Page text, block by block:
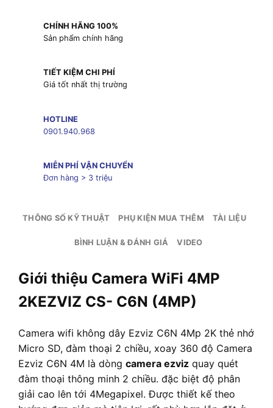
CHÍNH HÃNG 100%
Sản phẩm chính hãng
TIẾT KIỆM CHI PHÍ
Giá tốt nhất thị trường
HOTLINE
0901.940.968
MIỄN PHÍ VẬN CHUYỂN
Đơn hàng > 3 triệu
THÔNG SỐ KỸ THUẬT PHỤ KIỆN MUA THÊM TÀI LIỆU
BÌNH LUẬN & ĐÁNH GIÁ VIDEO
Giới thiệu Camera WiFi 4MP
2KEZVIZ CS- C6N (4MP)
Camera wifi không dây Ezviz C6N 4Mp 2K thẻ nhớ
Micro SD, đàm thoại 2 chiều, xoay 360 độ Camera
Ezviz C6N 4M là dòng camera ezviz quay quét
đàm thoại thông minh 2 chiều. đặc biệt độ phân
giải cao lên tới 4Megapixel. Được thiết kế theo